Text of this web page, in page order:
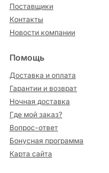
Поставщики
Контакты
Новости компании
Помощь
Доставка и оплата
Гарантии и возврат
Ночная доставка
Где мой заказ?
Вопрос-ответ
Бонусная программа
Карта сайта